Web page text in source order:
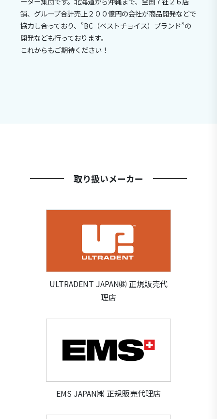
舗、グループ合計売上２００億円の会社が商品開発などで
協力し合っており、”BC（ベストチョイス）ブランド”の
開発なども行っております。
これからもご期待ください！
取り扱いメーカー
ULTRADENT JAPAN㈱ 正規販売代
理店
EMS JAPAN㈱ 正規販売代理店